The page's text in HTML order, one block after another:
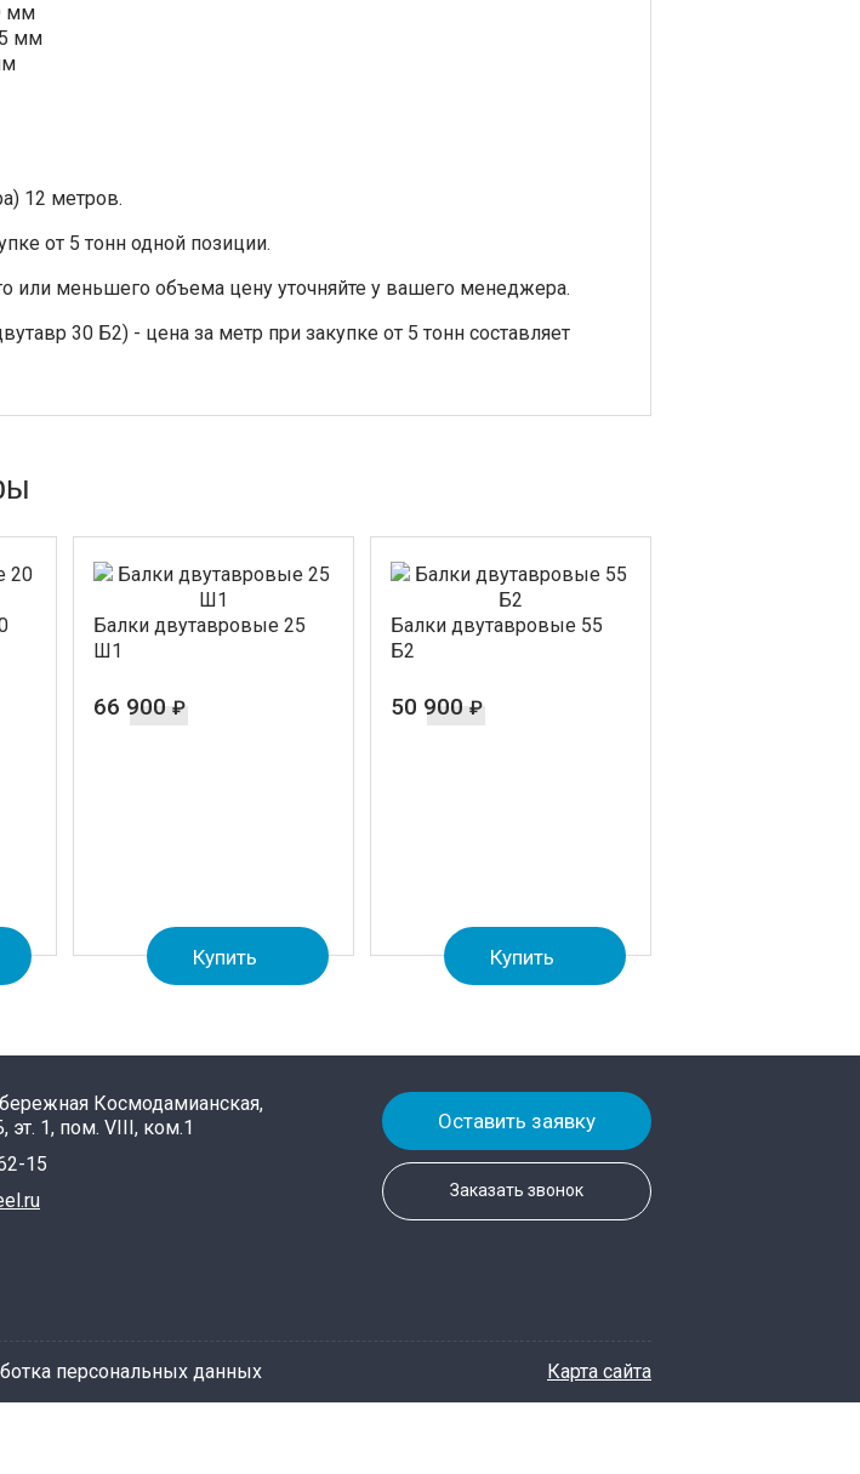
мм
мм
12 метров.
от 5 тонн одной позиции.
или меньшего объема цену уточняйте у вашего менеджера.
30 Б2) - цена за метр при закупке от 5 тонн составляет
Балки двутавровые 25
Ш1
66 900 ₽
Купить
Балки двутавровые 55
Б2
50 900 ₽
Купить
Космодамианская,
эт. 1, пом. VIII, ком.1
15
Оставить заявку
Заказать звонок
персональных данных Карта сайта